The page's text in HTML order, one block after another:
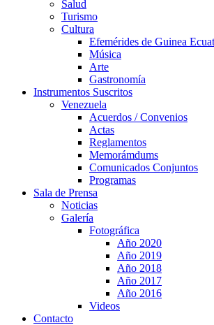
Salud
Turismo
Cultura
Efemérides de Guinea
Música
Arte
Gastronomía
Instrumentos Suscritos
Venezuela
Acuerdos / Convenios
Actas
Reglamentos
Memorámdums
Comunicados Conjuntos
Programas
Sala de Prensa
Noticias
Galería
Fotográfica
Año 2020
Año 2019
Año 2018
Año 2017
Año 2016
Videos
Contacto